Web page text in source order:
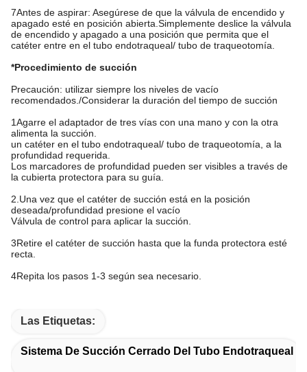
7Antes de aspirar: Asegúrese de que la válvula de encendido y
apagado esté en posición abierta.Simplemente deslice la válvula
de encendido y apagado a una posición que permita que el
catéter entre en el tubo endotraqueal/ tubo de traqueotomía.
*Procedimiento de succión
Precaución: utilizar siempre los niveles de vacío
recomendados./Considerar la duración del tiempo de succión
1Agarre el adaptador de tres vías con una mano y con la otra
alimenta la succión.
un catéter en el tubo endotraqueal/ tubo de traqueotomía, a la
profundidad requerida.
Los marcadores de profundidad pueden ser visibles a través de
la cubierta protectora para su guía.
2.Una vez que el catéter de succión está en la posición
deseada/profundidad presione el vacío
Válvula de control para aplicar la succión.
3Retire el catéter de succión hasta que la funda protectora esté
recta.
4Repita los pasos 1-3 según sea necesario.
Las Etiquetas:
Sistema De Succión Cerrado Del Tubo Endotraqueal